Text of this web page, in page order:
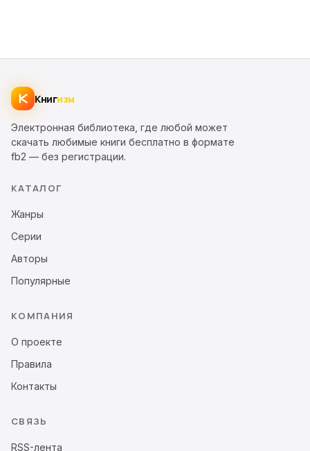
Книгизм
Электронная библиотека, где любой может
скачать любимые книги бесплатно в формате
fb2 — без регистрации.
КАТАЛОГ
Жанры
Серии
Авторы
Популярные
КОМПАНИЯ
О проекте
Правила
Контакты
СВЯЗЬ
RSS-лента